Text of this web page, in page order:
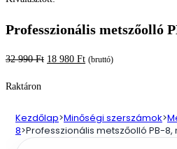
Professzionális metszőolló
32 990Ft Original
990 Ft.
18 980 FtCurrent
980 Ft.
(bruttó)
Raktáron
Kezdőlap>Minőségi szerszámok>
8>Professzionális metszőolló PB-8,